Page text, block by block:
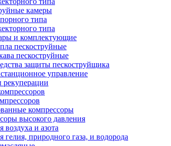
камеры
типа
типа
и комплектующие
пескоструйные
пескоструйные
защиты пескоструйщика
управление
компрессоры
высокого давления
воздуха и азота
гелия, природного газа, и водорода